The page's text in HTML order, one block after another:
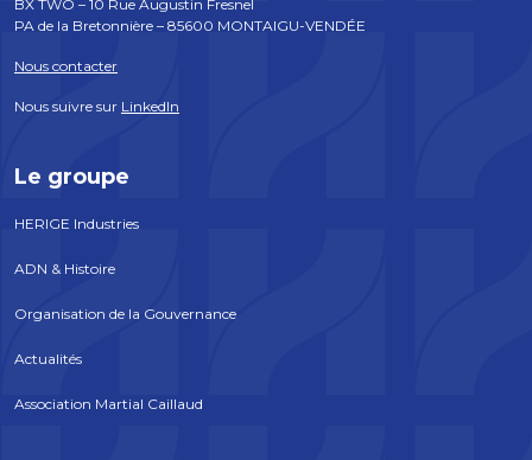
BX TWO – 10 Rue Augustin Fresnel
PA de la Bretonnière – 85600 MONTAIGU-VENDÉE
Nous contacter
Nous suivre sur LinkedIn
Le groupe
HERIGE Industries
ADN & Histoire
Organisation de la Gouvernance
Actualités
Association Martial Caillaud